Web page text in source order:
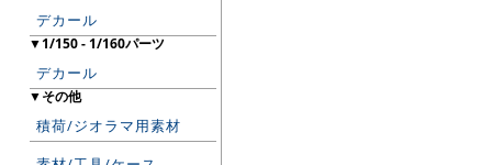
デカール
▼1/150 - 1/160パーツ
デカール
▼その他
積荷/ジオラマ用素材